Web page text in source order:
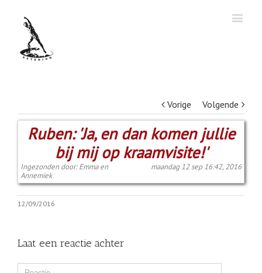
Vorige Volgende
Ruben: 'Ja, en dan komen jullie
bij mij op kraamvisite!'
Ingezonden door: Emma en
Annemiek
maandag 12 sep 16:42, 2016
12/09/2016
Laat een reactie achter
Comment